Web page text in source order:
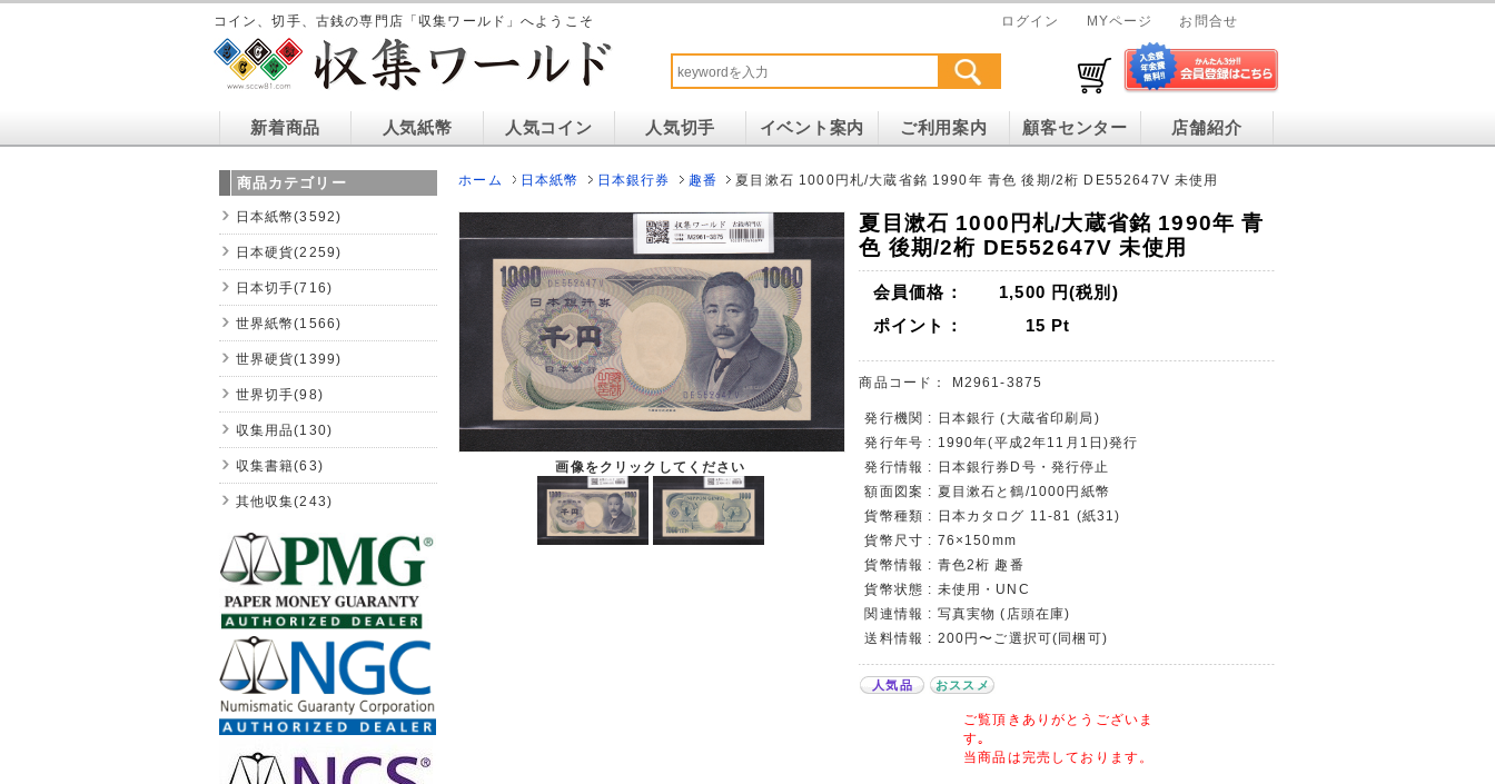
コイン、切手、古銭の専門店「収集ワールド」へようこそ ログイン MYページ お問合せ
新着商品 人気紙幣 人気コイン 人気切手 イベント案内 ご利用案内 顧客センター 店舗紹介
ホーム 日本紙幣 日本銀行券 趣番 夏目漱石 1000円札/大蔵省銘 1990年 青色 後期/2桁 DE552647V 未使用
画像をクリックしてください
夏目漱石 1000円札/大蔵省銘 1990年 青
色 後期/2桁 DE552647V 未使用
会員価格： 1,500 円(税別)
ポイント：
15 Pt
商品コード： M2961-3875
発行機関 : 日本銀行 (大蔵省印刷局)
発行年号 : 1990年(平成2年11月1日)発行
発行情報 : 日本銀行券D号・発行停止
額面図案 : 夏目漱石と鶴/1000円紙幣
貨幣種類 : 日本カタログ 11-81 (紙31)
貨幣尺寸 : 76×150mm
貨幣情報 : 青色2桁 趣番
貨幣状態 : 未使用・UNC
関連情報 : 写真実物 (店頭在庫)
送料情報 : 200円〜ご選択可(同梱可)
人気品 おススメ
ご覧頂きありがとうございま
す｡
当商品は完売しております。
商品カテゴリー
日本紙幣(3592)
日本硬貨(2259)
日本切手(716)
世界紙幣(1566)
世界硬貨(1399)
世界切手(98)
収集用品(130)
収集書籍(63)
其他収集(243)